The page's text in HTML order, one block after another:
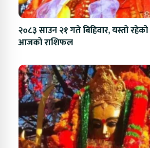
२०८३ साउन २१ गते बिहिवार, यस्तो
आजको राशिफल